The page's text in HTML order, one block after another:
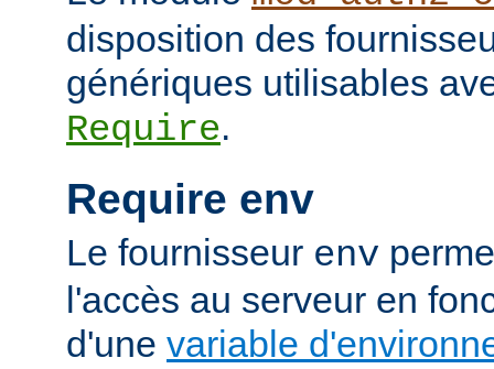
disposition des
génériques utilisables
Require.
Require env
Le fournisseur env
l'accès au serveur en
d'une variable